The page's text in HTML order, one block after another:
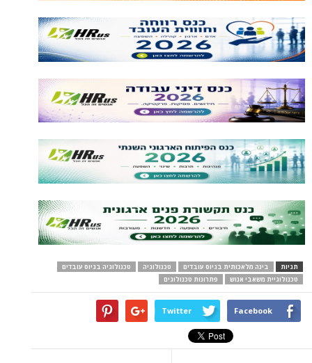
תגיות בינה מלאכותית בגיוס עובדים טכנולוגיה
טכנולוגיה בגיוס עובדים
טכנולוגיית משאבי אנוש
פתרונות טכנולוגים
Facebook
Twitter